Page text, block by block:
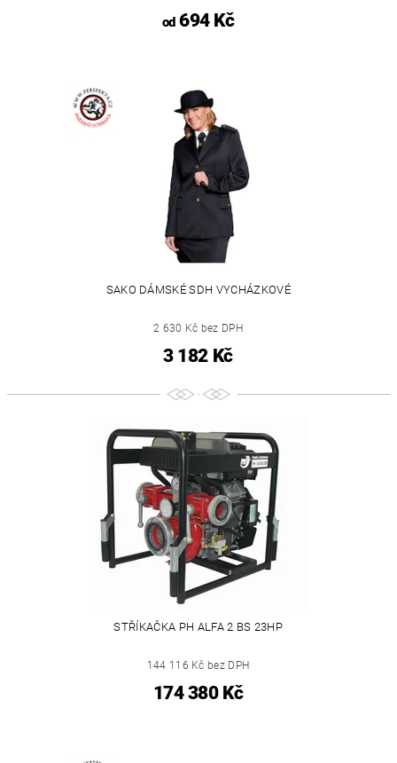
od694 Kč
SAKO DÁMSKÉ SDH VYCHÁZKOVÉ
2 630 Kč bez DPH
3 182 Kč
STŘÍKAČKA PH ALFA 2 BS 23HP
144 116 Kč bez DPH
174 380 Kč